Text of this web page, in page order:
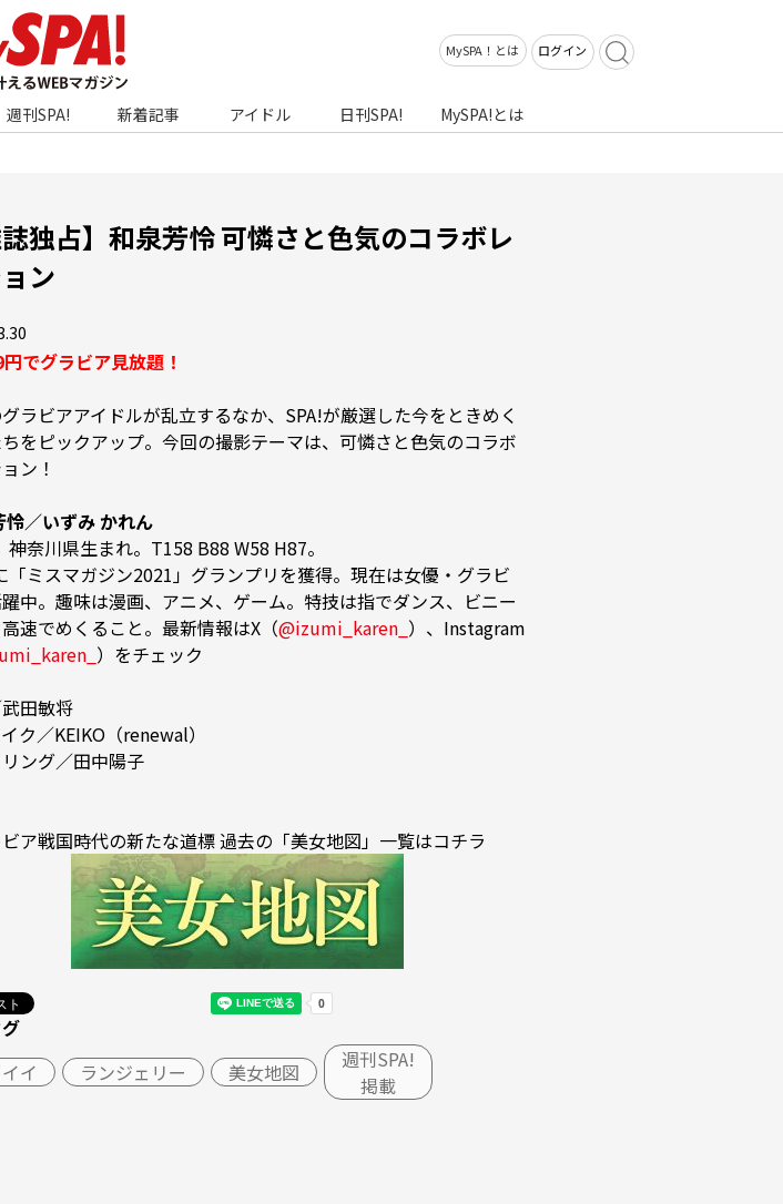
MySPA！とは ログイン
週刊SPA! 新着記事 アイドル 日刊SPA! MySPA!とは
誌独占】和泉芳怜 可憐さと色気のコラボレ
ン
でグラビア見放題！
ラビアアイドルが乱立するなか、SPA!が厳選した今をときめく
をピックアップ。今回の撮影テーマは、可憐さと色気のコラボ
ン！
怜／いずみ かれん
神奈川県生まれ。T158 B88 W58 H87。
「ミスマガジン2021」グランプリを獲得。現在は女優・グラビ
中。趣味は漫画、アニメ、ゲーム。特技は指でダンス、ビニー
速でめくること。最新情報はX（@izumi_karen_ ）、Instagram
）をチェック
田敏将
ク／KEIKO（renewal）
ング／田中陽子
イ
ランジェリー 美女地図
週刊SPA!
掲載